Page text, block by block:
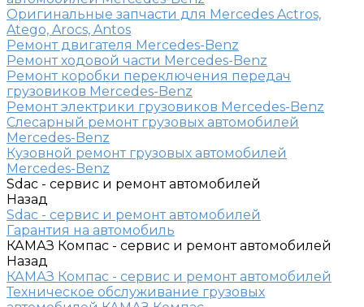
Оригинальные запчасти для Mercedes Actros,
Atego, Arocs, Antos
Ремонт двигателя Mercedes-Benz
Ремонт ходовой части Mercedes-Benz
Ремонт коробки переключения передач
грузовиков Mercedes-Benz
Ремонт электрики грузовиков Mercedes-Benz
Слесарный ремонт грузовых автомобилей
Mercedes-Benz
Кузовной ремонт грузовых автомобилей
Mercedes-Benz
Sdac - сервис и ремонт автомобилей
Назад
Sdac - сервис и ремонт автомобилей
Гарантия на автомобиль
КАМАЗ Компас - сервис и ремонт автомобилей
Назад
КАМАЗ Компас - сервис и ремонт автомобилей
Техническое обслуживание грузовых